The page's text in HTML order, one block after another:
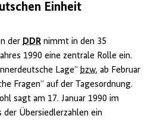
Einheit
der DDR nimmt in den 35
1990 eine zentrale Rolle ein.
Lage“ bzw. ab Februar
Fragen“ auf der Tagesordnung.
sagt am 17. Januar 1990 im
Übersied­lerzahlen ein